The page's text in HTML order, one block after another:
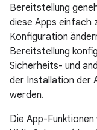
Bereitstellung
diese Apps einfach
Konfiguration
Bereitstellung
Sicherheits- und
der Installation der
werden.
Die App-